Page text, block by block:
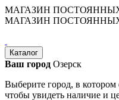
МАГАЗИН
МАГАЗИН
Каталог
Ваш город Озерск
Выберите город, в котором
чтобы увидеть наличие и